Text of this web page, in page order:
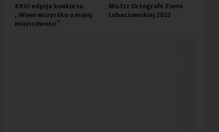
XXVI edycja konkursu
„Wiem wszystko o mojej
miejscowości”
Mistrz Ortografii Ziemi
Lubaczowskiej 2022